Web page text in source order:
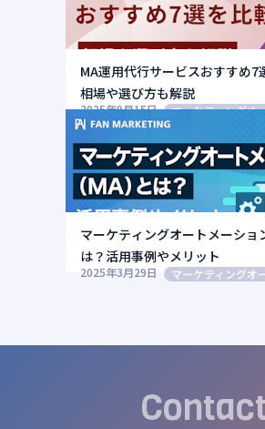
MA運用代行サービスおすすめ7
相場や選び方も解説
2025年9月15日
マーケティングオートメーショ
は？活用事例やメリット
2025年3月29日